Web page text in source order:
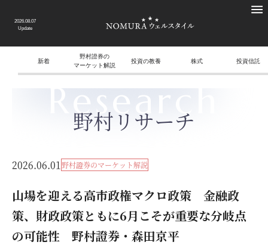
2026.08.07
Update
新着
野村證券の
マーケット解説
投資の教養 株式 投資信託
Research
野村リサーチ
2026.06.01 野村證券のマーケット解説
山場を迎える高市政権マクロ政策 金融政
策、財政政策ともに6月こそが重要な分岐点
の可能性 野村證券・森田京平